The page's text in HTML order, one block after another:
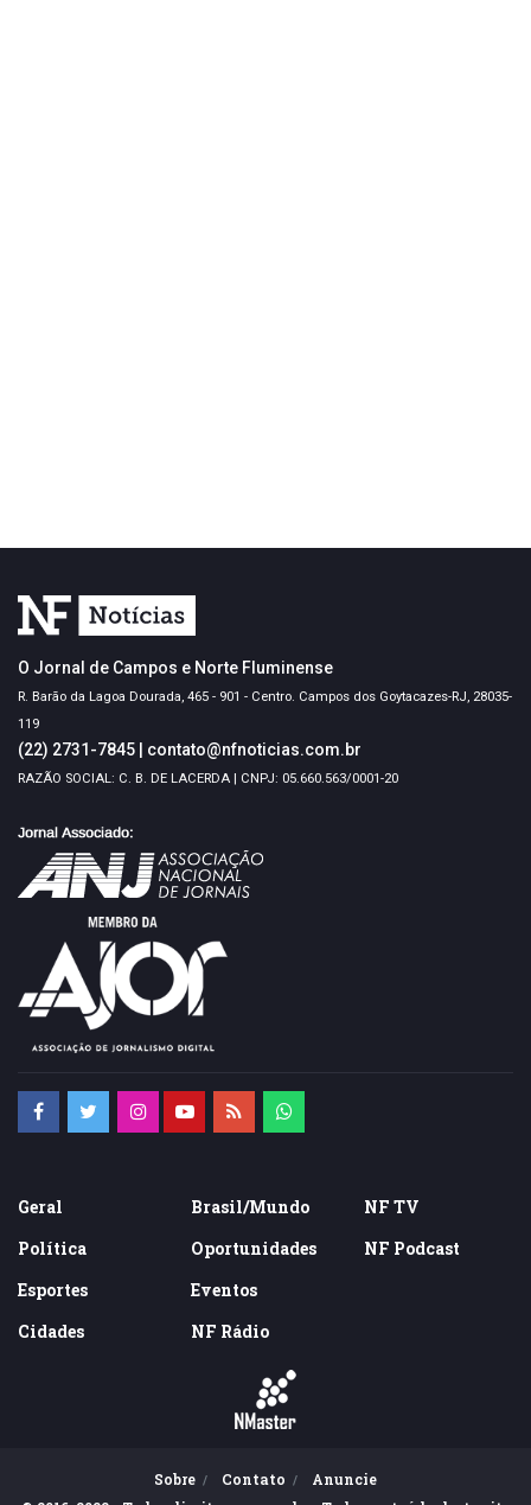
O Jornal de Campos e Norte Fluminense
R. Barão da Lagoa Dourada, 465 - 901 - Centro. Campos dos Goytacazes-RJ, 28035-
119
(22) 2731-7845 contato@nfnoticias.com.br
RAZÃO SOCIAL: C. B. DE LACERDA | CNPJ: 05.660.563/0001-20
Geral
Política
Esportes
Cidades
Brasil/Mundo
Oportunidades
Eventos
NF Rádio
NF TV
NF Podcast
Sobre Contato Anuncie